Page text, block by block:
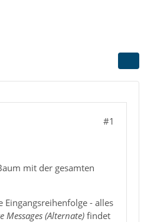
#1
mit der gesamten
- alles
Messages (Alternate)findet